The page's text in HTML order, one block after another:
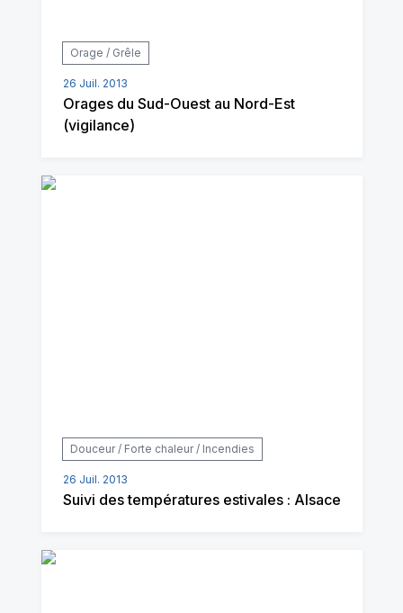
Orage / Grêle
26 Juil. 2013
Orages du Sud-Ouest au Nord-Est
(vigilance)
Douceur / Forte chaleur / Incendies
26 Juil. 2013
Suivi des températures estivales : Alsace